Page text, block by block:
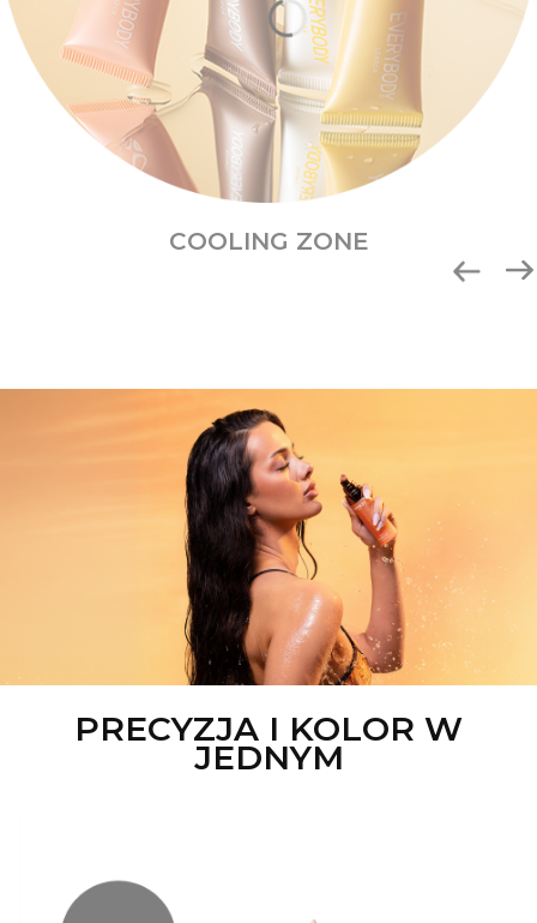
COOLING ZONE
PRECYZJA I KOLOR W
JEDNYM